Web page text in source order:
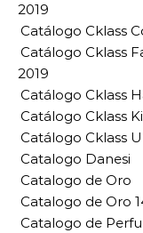
2019
Catálogo Cklass
Catálogo Cklass
2019
Catálogo Cklass
Catálogo Cklass
Catálogo Cklass
Catalogo Danesi
Catalogo de Oro
Catalogo de Oro
Catalogo de